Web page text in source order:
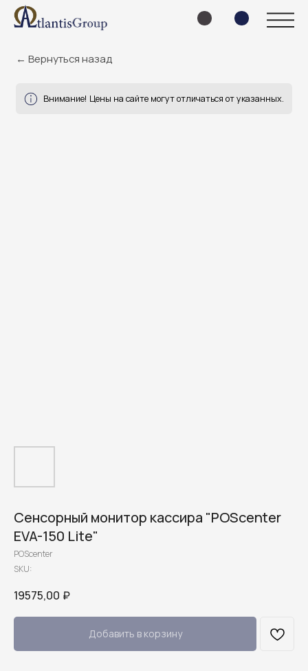
Сенсорный монитор кассира "POScenter
EVA-150 Lite"
POScenter
SKU:
19575,00 ₽
Добавить в корзину